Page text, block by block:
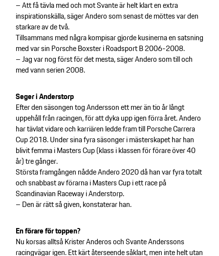
– Att få tävla med och mot Svante är helt klart en extra
inspirationskälla, säger Andero som senast de möttes var den
starkare av de två.
Tillsammans med några kompisar gjorde kusinerna en satsning
med var sin Porsche Boxster i Roadsport B 2006-2008.
– Jag var nog först för det mesta, säger Andero som till och
med vann serien 2008.
Seger i Anderstorp
Efter den säsongen tog Andersson ett mer än tio år långt
uppehåll från racingen, för att dyka upp igen förra året. Andero
har tävlat vidare och karriären ledde fram till Porsche Carrera
Cup 2018. Under sina fyra säsonger i mästerskapet har han
blivit femma i Masters Cup (klass i klassen för förare över 40
år) tre gånger.
Största framgången nådde Andero 2020 då han var fyra totalt
och snabbast av förarna i Masters Cup i ett race på
Scandinavian Raceway i Anderstorp.
– Den är rätt så given, konstaterar han.
En förare för toppen?
Nu korsas alltså Krister Anderos och Svante Anderssons
racingvägar igen. Ett kärt återseende såklart, men inte helt utan